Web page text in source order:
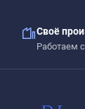
Своё
Работаем